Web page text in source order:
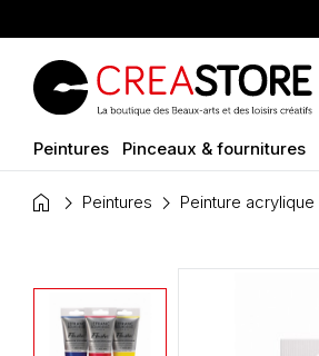
Peintures Pinceaux & fournitures
home Peintures Peinture acrylique